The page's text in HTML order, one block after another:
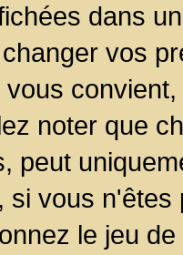
dans
vos
noter que
peut
si vous
le jeu